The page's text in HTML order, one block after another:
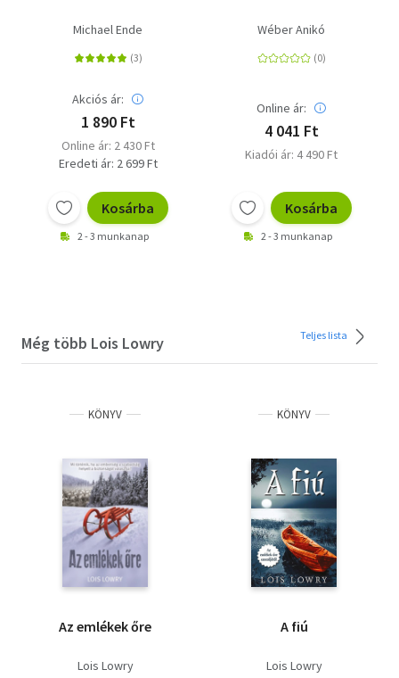
Michael Ende
Akciós ár:
1 890 Ft
Online ár: 2 430 Ft
Eredeti ár: 2 699 Ft
Kosárba
2 - 3 munkanap
Wéber Anikó
Online ár:
4 041 Ft
Kiadói ár: 4 490 Ft
Kosárba
2 - 3 munkanap
Még több Lois Lowry Teljes lista
KÖNYV
Az emlékek őre
Lois Lowry
KÖNYV
A fiú
Lois Lowry